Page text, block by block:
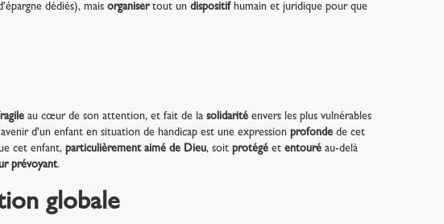
dédiés), mais organisertout un dispositifhumain et juridique pour que
au cœur de son attention, et fait de la solidaritéenvers les plus vulnérables
d'un enfant en situation de handicap est une expression profondede cet
cet enfant, particulièrement aimé de Dieu, soit protégéet entouréau-delà
prévoyant.
globale